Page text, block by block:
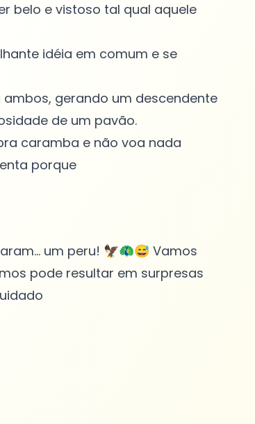
belo e vistoso tal qual aquele
idéia em comum e se
gerando um descendente
de um pavão.
caramba e não voa nada
porque
um peru! 🦅🦚😅 Vamos
pode resultar em surpresas